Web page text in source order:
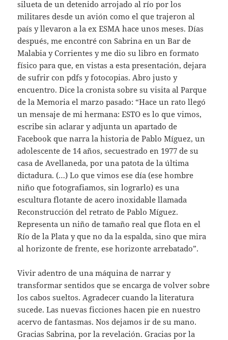
silueta de un detenido arrojado al río por los
militares desde un avión como el que trajeron al
país y llevaron a la ex ESMA hace unos meses. Días
después, me encontré con Sabrina en un Bar de
Malabia y Corrientes y me dio su libro en formato
físico para que, en vistas a esta presentación, dejara
de sufrir con pdfs y fotocopias. Abro justo y
encuentro. Dice la cronista sobre su visita al Parque
de la Memoria el marzo pasado: “Hace un rato llegó
un mensaje de mi hermana: ESTO es lo que vimos,
escribe sin aclarar y adjunta un apartado de
Facebook que narra la historia de Pablo Míguez, un
adolescente de 14 años, secuestrado en 1977 de su
casa de Avellaneda, por una patota de la última
dictadura. (…) Lo que vimos ese día (ese hombre
niño que fotografiamos, sin lograrlo) es una
escultura flotante de acero inoxidable llamada
Reconstrucción del retrato de Pablo Míguez.
Representa un niño de tamaño real que flota en el
Río de la Plata y que no da la espalda, sino que mira
al horizonte de frente, ese horizonte arrebatado”.
Vivir adentro de una máquina de narrar y
transformar sentidos que se encarga de volver sobre
los cabos sueltos. Agradecer cuando la literatura
sucede. Las nuevas ficciones hacen pie en nuestro
acervo de fantasmas. Nos dejamos ir de su mano.
Gracias Sabrina, por la revelación. Gracias por la